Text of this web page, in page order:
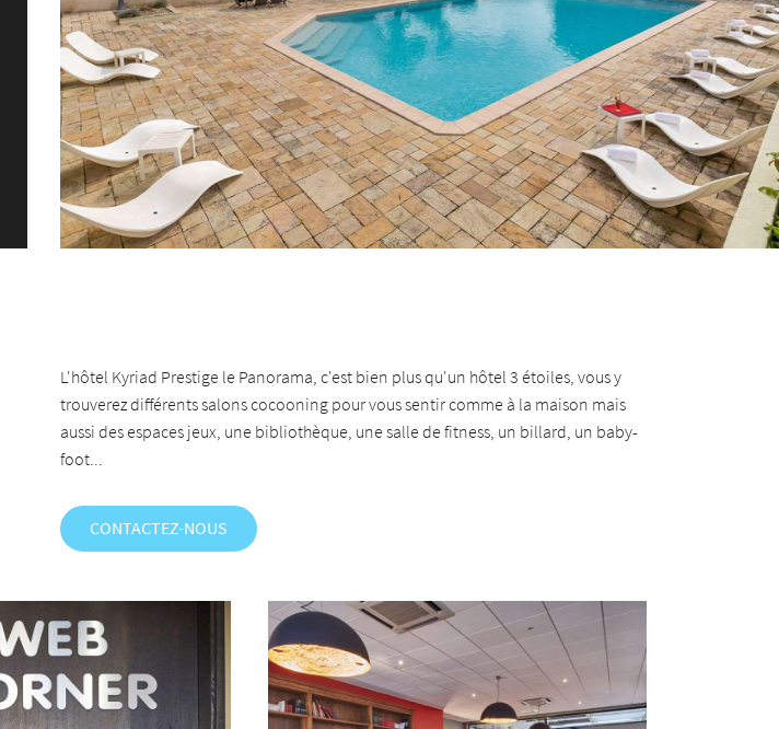
L'hôtel Kyriad Prestige le Panorama, c'est bien plus qu'un hôtel 3 étoiles, vous y
trouverez différents salons cocooning pour vous sentir comme à la maison mais
aussi des espaces jeux, une bibliothèque, une salle de fitness, un billard, un baby-
foot...
CONTACTEZ-NOUS